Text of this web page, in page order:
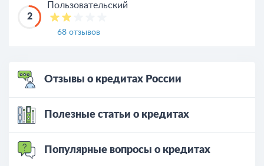
2
Пользовательский
68 отзывов
Отзывы о кредитах России
Полезные статьи о кредитах
Популярные вопросы о кредитах